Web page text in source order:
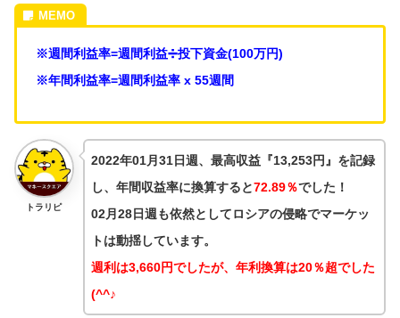
※週間利益率=週間利益➗投下資金(100万円)
※年間利益率=週間利益率 x 55週間
トラリピ
2022年01月31日週、最高収益『13,253円』を記録
し、 年間収益率に換算すると72.89％でした！
02月28日週も依然としてロシアの侵略でマーケッ
トは動揺しています。
週利は3,660円でしたが、年利換算は20％超でした
(^^♪